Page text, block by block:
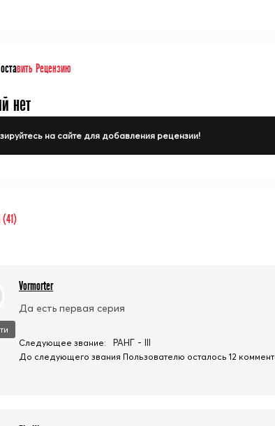
вить Рецензию
нет
на сайте для добавления рецензии!
Vormorter
Да есть первая серия
Следующее звание: РАНГ - III
До следующего звания Пользователю осталось 12